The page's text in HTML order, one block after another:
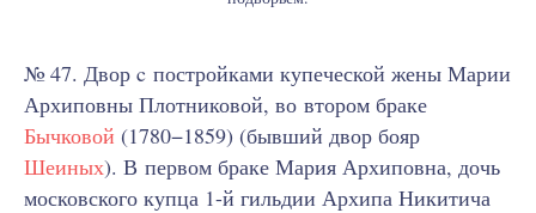
№ 47. Двор c постройками купеческой жены Марии
Архиповны Плотниковой, во втором браке
Бычковой (1780−1859) (бывший двор бояр
Шеиных). В первом браке Мария Архиповна, дочь
московского купца 1-й гильдии Архипа Никитича